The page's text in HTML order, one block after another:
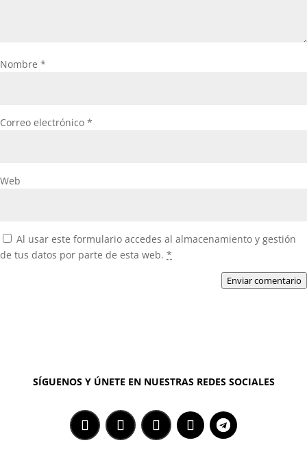
Nombre *
Correo electrónico *
Web
Al usar este formulario accedes al almacenamiento y gestión
de tus datos por parte de esta web. *
Enviar comentario
SÍGUENOS Y ÚNETE EN NUESTRAS REDES SOCIALES